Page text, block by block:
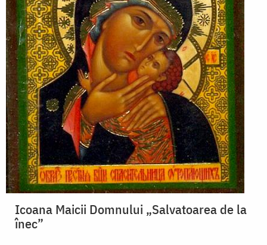
Icoana Maicii Domnului „Salvatoarea de la
înec”